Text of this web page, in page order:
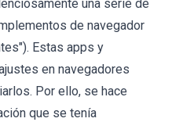
una serie de
de navegador
Estas apps y
en navegadores
Por ello, se hace
que se tenía